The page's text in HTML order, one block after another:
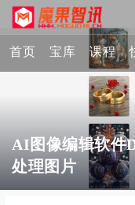
首页 宝库 课程
AI图像编辑软件
处理图片